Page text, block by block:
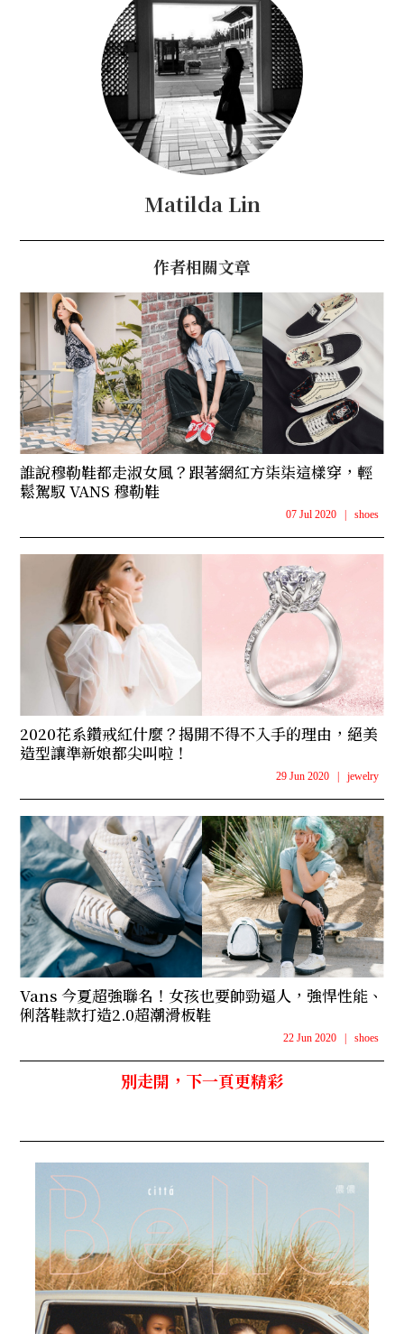
Matilda Lin
作者相關文章
誰說穆勒鞋都走淑女風？跟著網紅方柒柒這樣穿，輕
鬆駕馭 VANS 穆勒鞋
07 Jul 2020 | shoes
2020花系鑽戒紅什麼？揭開不得不入手的理由，絕美
造型讓準新娘都尖叫啦！
29 Jun 2020 | jewelry
Vans 今夏超強聯名！女孩也要帥勁逼人，強悍性能、
俐落鞋款打造2.0超潮滑板鞋
22 Jun 2020 | shoes
別走開，下一頁更精彩